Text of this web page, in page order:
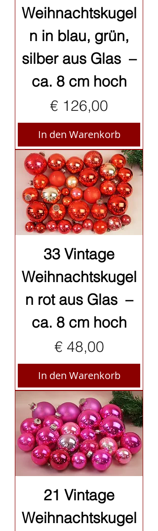
Weihnachtskugel
n in blau, grün,
silber aus Glas –
ca. 8 cm hoch
Preis
€ 126,00
In den Warenkorb
33 Vintage
Weihnachtskugel
n rot aus Glas –
ca. 8 cm hoch
Preis
€ 48,00
In den Warenkorb
21 Vintage
Weihnachtskugel